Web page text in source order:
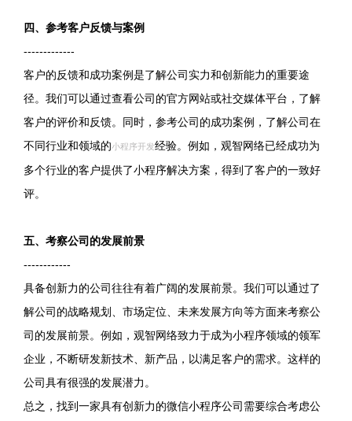
四、参考客户反馈与案例
-------------
客户的反馈和成功案例是了解公司实力和创新能力的重要途
径。我们可以通过查看公司的官方网站或社交媒体平台，了解
客户的评价和反馈。同时，参考公司的成功案例，了解公司在
不同行业和领域的小程序开发经验。例如，观智网络已经成功为
多个行业的客户提供了小程序解决方案，得到了客户的一致好
评。
五、考察公司的发展前景
------------
具备创新力的公司往往有着广阔的发展前景。我们可以通过了
解公司的战略规划、市场定位、未来发展方向等方面来考察公
司的发展前景。例如，观智网络致力于成为小程序领域的领军
企业，不断研发新技术、新产品，以满足客户的需求。这样的
公司具有很强的发展潜力。
总之，找到一家具有创新力的微信小程序公司需要综合考虑公